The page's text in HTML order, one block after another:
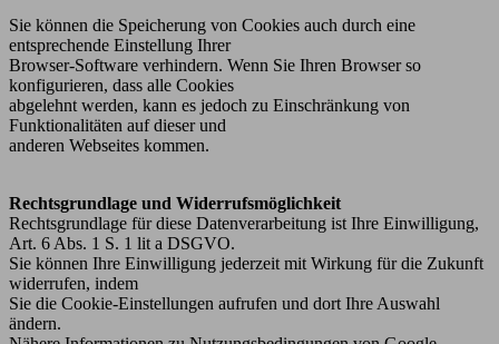
Sie können die Speicherung von Cookies auch durch eine
entsprechende Einstellung Ihrer
Browser-Software verhindern. Wenn Sie Ihren Browser so
konfigurieren, dass alle Cookies
abgelehnt werden, kann es jedoch zu Einschränkung von
Funktionalitäten auf dieser und
anderen Webseites kommen.
Rechtsgrundlage und Widerrufsmöglichkeit
Rechtsgrundlage für diese Datenverarbeitung ist Ihre Einwilligung,
Art. 6 Abs. 1 S. 1 lit a DSGVO.
Sie können Ihre Einwilligung jederzeit mit Wirkung für die Zukunft
widerrufen, indem
Sie die Cookie-Einstellungen aufrufen und dort Ihre Auswahl
ändern.